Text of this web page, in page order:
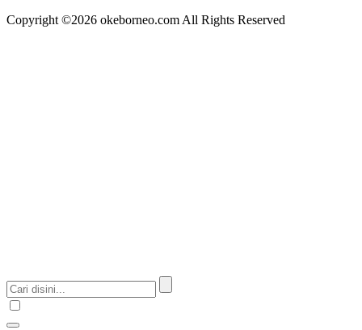
Copyright ©2026 okeborneo.com All Rights Reserved